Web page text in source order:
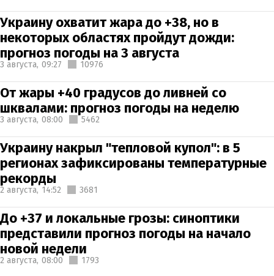
Украину охватит жара до +38, но в
некоторых областях пройдут дожди:
прогноз погоды на 3 августа
3 августа, 09:27 10976
От жары +40 градусов до ливней со
шквалами: прогноз погоды на неделю
3 августа, 08:00 5462
Украину накрыл "тепловой купол": в 5
регионах зафиксированы температурные
рекорды
2 августа, 14:52 3681
До +37 и локальные грозы: синоптики
представили прогноз погоды на начало
новой недели
2 августа, 08:00 1793